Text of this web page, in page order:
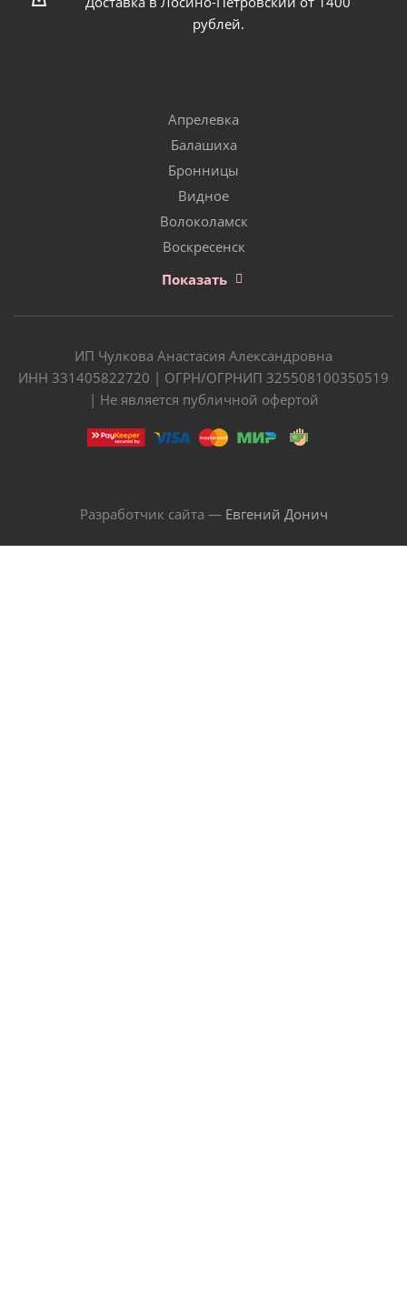
рублей.
Апрелевка
Балашиха
Бронницы
Видное
Волоколамск
Воскресенск
Показать
ИП Чулкова Анастасия Александровна
ИНН 331405822720 | ОГРН/ОГРНИП 325508100350519
| Не является публичной офертой
Разработчик сайта — Евгений Донич